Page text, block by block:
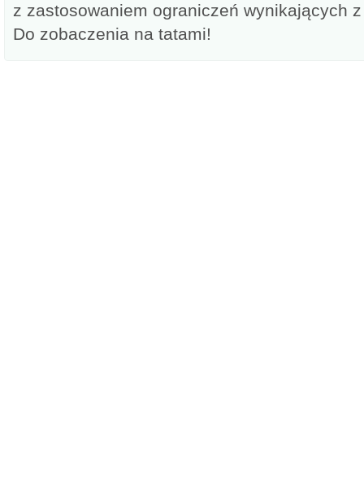
z zastosowaniem ograniczeń wynikających
Do zobaczenia na tatami!